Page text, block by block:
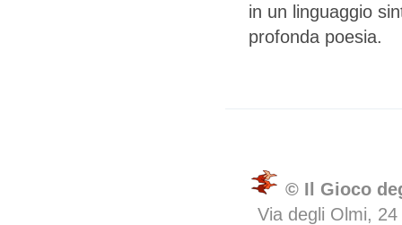
in un linguaggio
profonda poesia.
© Il Gioco
Via degli Olmi,